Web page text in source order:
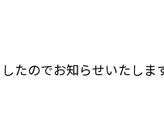
たのでお知らせいたしま